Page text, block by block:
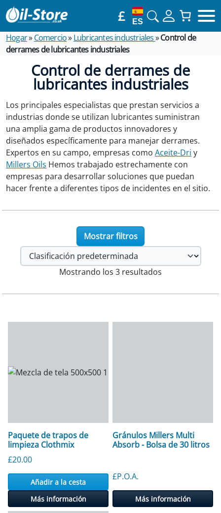
£ ES
Hogar» Comercio»Lubricantes industriales»Control de
derrames de lubricantes industriales
Control de derrames de
lubricantes industriales
Los principales especialistas que prestan servicios a
industrias donde se utilizan lubricantes suministran
una amplia gama de productos innovadores y
diseñados específicamente para manejar derrames.
Expertos en su campo, empresas como Aceite-Dri y
Millers Oils Hemos trabajado estrechamente con
empresas para desarrollar soluciones que puedan
hacer frente a diferentes tipos de incidentes en el sitio.
Mostrar filtros
Mostrando los 3 resultados
Paquete de trapos de
limpieza Clothmix
£20.00
Añadir a la cesta
Más información
Gránulos Millers Multi
Absorb - Bolsa de 30 litros
£P.O.A.
Más información